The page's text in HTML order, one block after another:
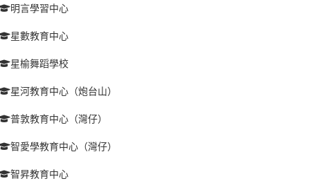
明言學習中心
星數教育中心
星榆舞蹈學校
星河教育中心（炮台山）
普敦教育中心（灣仔）
智愛學教育中心（灣仔）
智昇教育中心